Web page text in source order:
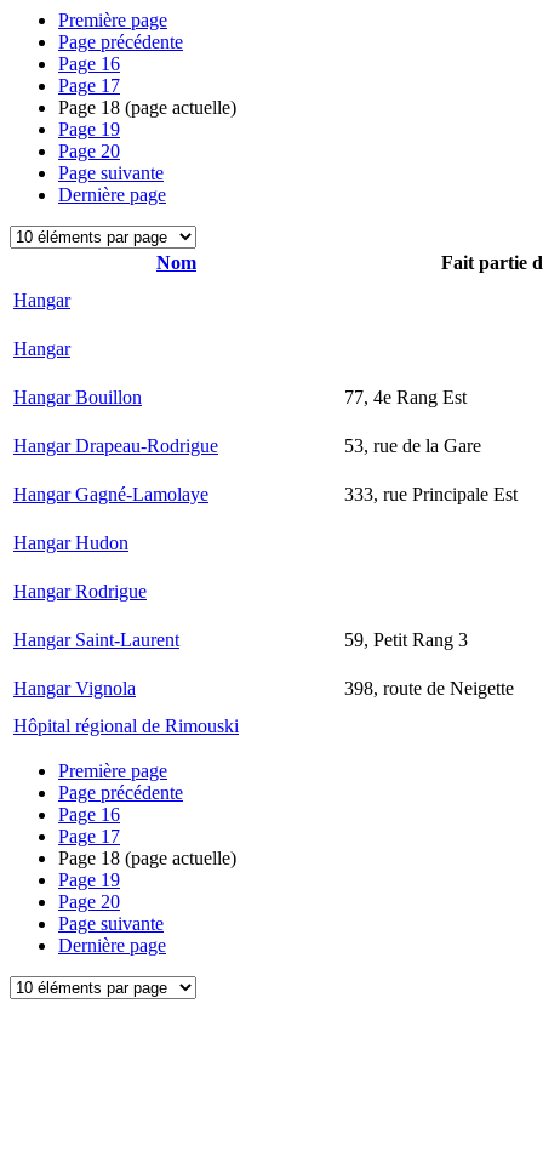
Première page
Page précédente
Page 16
Page 17
Page 18 (page actuelle)
Page 19
Page 20
Page suivante
Dernière page
Nom
Fait partie
Hangar
Hangar
Hangar Bouillon 77, 4e Rang Est
Hangar Drapeau-Rodrigue 53, rue de la Gare
Hangar Gagné-Lamolaye 333, rue Principale Est
Hangar Hudon
Hangar Rodrigue
Hangar Saint-Laurent 59, Petit Rang 3
Hangar Vignola
398, route de Neigette
Hôpital régional de Rimouski
Première page
Page précédente
Page 16
Page 17
Page 18 (page actuelle)
Page 19
Page 20
Page suivante
Dernière page